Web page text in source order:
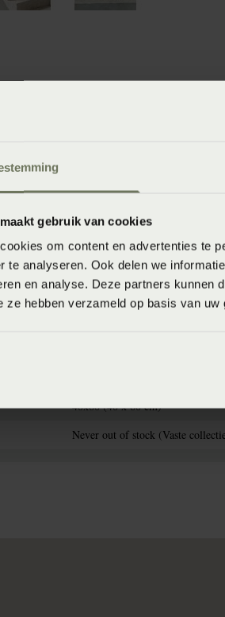
gebruik van cookies
om content en advertenties te
te analyseren. Ook delen we
en analyse. Deze partners kunnen
ze hebben verzameld op basis van
de winkels
verkrijgbaar in de winkel. Wil
beschikbaarheid.
40x60 (40 x 60 cm)
Never out of stock (Vaste